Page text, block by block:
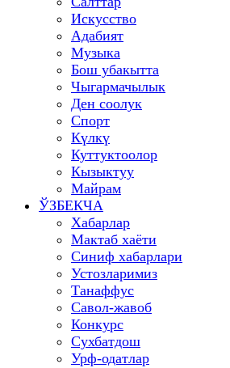
Искусство
Адабият
Музыка
Бош убакытта
Чыгармачылык
Ден соолук
Спорт
Күлкү
Куттуктоолор
Кызыктуу
Майрам
ЎЗБЕКЧА
Хабарлар
Мактаб хаёти
Синиф хабарлари
Устозларимиз
Танаффус
Савол-жавоб
Конкурс
Сухбатдош
Урф-одатлар